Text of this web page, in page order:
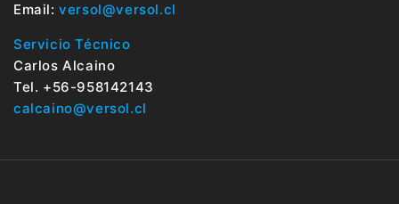
Email:versol@versol.cl
Servicio Técnico
Carlos Alcaino
Tel. +56-958142143
calcaino@versol.cl